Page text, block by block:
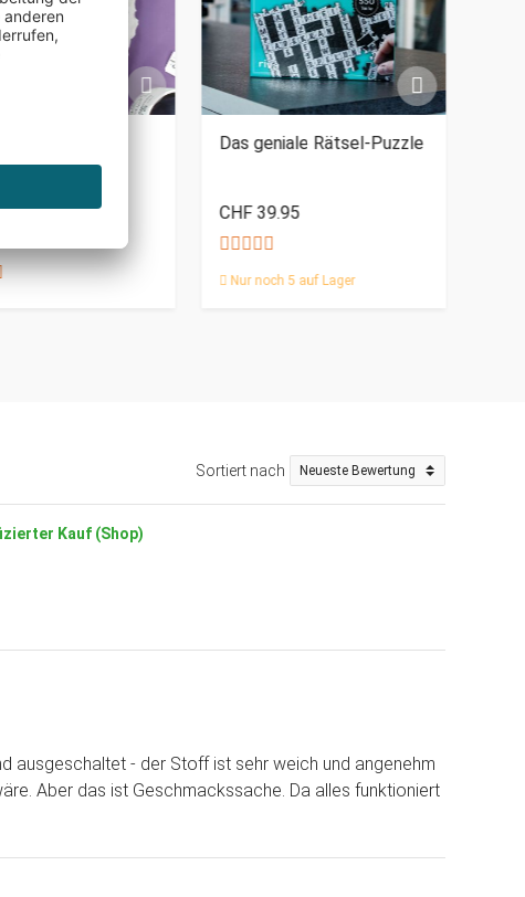
Das geniale Rätsel-Puzzle
CHF 39.95
Nur noch 5 auf Lager
Sortiert nach
Kauf (Shop)
ausgeschaltet - der Stoff ist sehr weich und angenehm
Aber das ist Geschmackssache. Da alles funktioniert